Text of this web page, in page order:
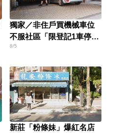
獨家／非住戶買機械車位
不服社區「限登記1車停」
報警
8/5
新莊「粉條妹」爆紅名店